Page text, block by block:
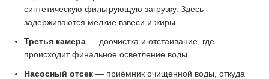
синтетическую фильтрующую загрузку. Здесь
задерживаются мелкие взвеси и жиры.
Третья камера — доочистка и отстаивание, где
происходит финальное осветление воды.
Насосный отсек — приёмник очищенной воды, откуда